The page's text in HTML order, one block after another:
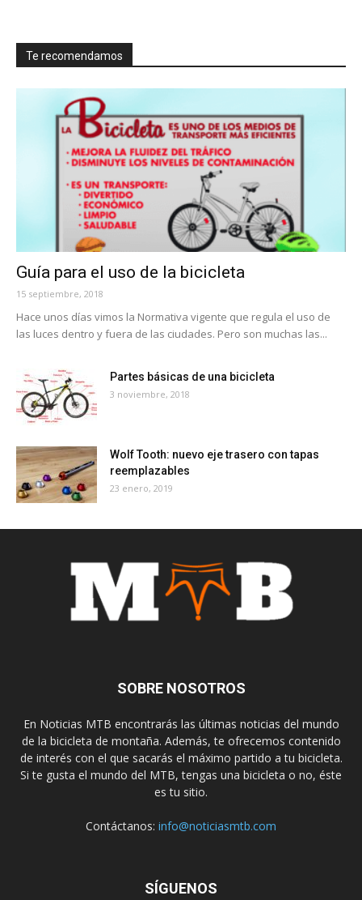
Te recomendamos
Guía para el uso de la bicicleta
15 septiembre, 2018
Hace unos días vimos la Normativa vigente que regula el uso de
las luces dentro y fuera de las ciudades. Pero son muchas las...
Partes básicas de una bicicleta
3 noviembre, 2018
Wolf Tooth: nuevo eje trasero con tapas
reemplazables
23 enero, 2019
SOBRE NOSOTROS
En Noticias MTB encontrarás las últimas noticias del mundo
de la bicicleta de montaña. Además, te ofrecemos contenido
de interés con el que sacarás el máximo partido a tu bicicleta.
Si te gusta el mundo del MTB, tengas una bicicleta o no, éste
es tu sitio.
Contáctanos: info@noticiasmtb.com
SÍGUENOS